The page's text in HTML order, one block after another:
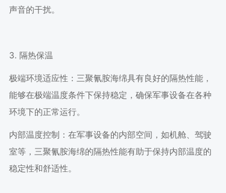
声音的干扰。
3. 隔热保温
极端环境适应性：三聚氰胺海绵具有良好的隔热性能，
能够在极端温度条件下保持稳定，确保军事设备在各种
环境下的正常运行。
内部温度控制：在军事设备的内部空间，如机舱、驾驶
室等，三聚氰胺海绵的隔热性能有助于保持内部温度的
稳定性和舒适性。